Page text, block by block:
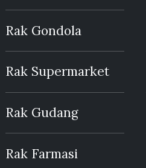
Rak Gondola
Rak Supermarket
Rak Gudang
Rak Farmasi